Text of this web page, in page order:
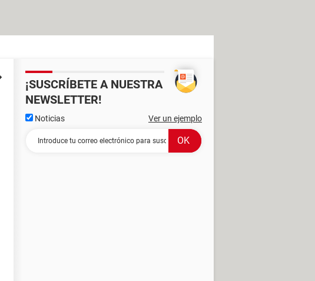
¡SUSCRÍBETE A NUESTRA
NEWSLETTER!
Noticias Ver un ejemplo